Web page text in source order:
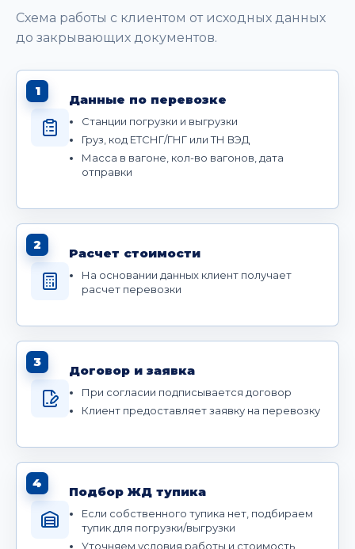
Схема работы с клиентом от исходных данных
до закрывающих документов.
1
Данные по перевозке
Станции погрузки и выгрузки
Груз, код ЕТСНГ/ГНГ или ТН ВЭД
Масса в вагоне, кол-во вагонов, дата
отправки
2
Расчет стоимости
На основании данных клиент получает
расчет перевозки
3
Договор и заявка
При согласии подписывается договор
Клиент предоставляет заявку на перевозку
4
Подбор ЖД тупика
Если собственного тупика нет, подбираем
тупик для погрузки/выгрузки
Уточняем условия работы и стоимость